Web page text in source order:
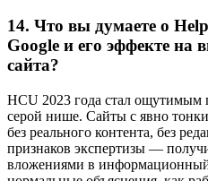
14. Что вы думаете о
Google и его эффекте на
сайта?
HCU 2023 года стал ощутимым
серой нише. Сайты с явно
без реального контента, без
признаков экспертизы —
вложениями в информационный